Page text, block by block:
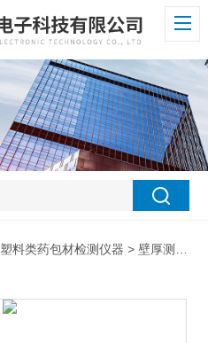
塑料类药包材检测仪器 >壁厚测厚仪